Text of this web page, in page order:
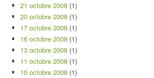
21 octobre 2008 (1)
20 octobre 2008 (1)
17 octobre 2008 (1)
16 octobre 2008 (1)
13 octobre 2008 (1)
11 octobre 2008 (1)
10 octobre 2008 (1)